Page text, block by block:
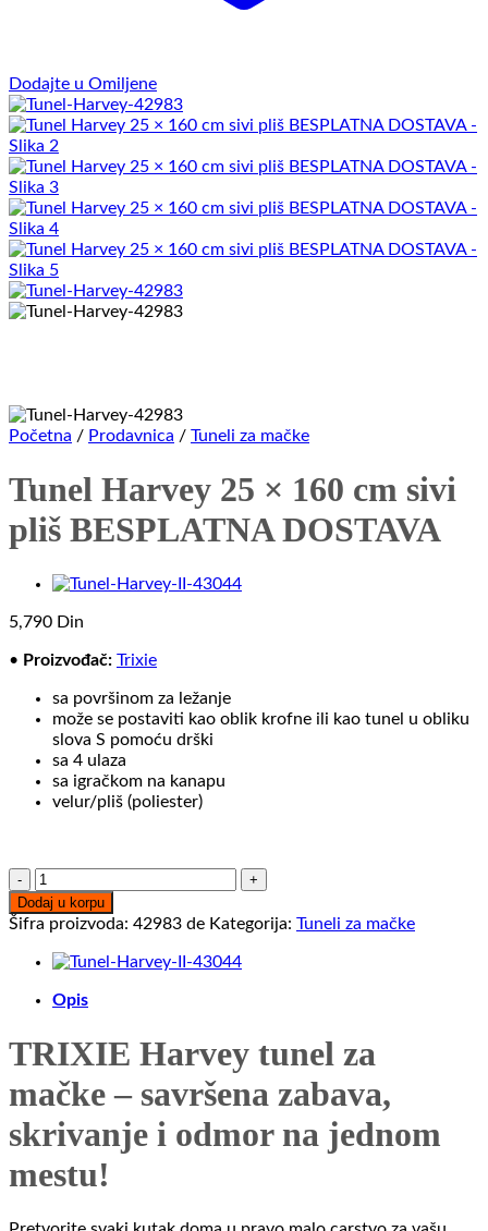
Dodajte u Omiljene
Početna / Prodavnica / Tuneli za mačke
Tunel Harvey 25 × 160 cm sivi
pliš BESPLATNA DOSTAVA
5,790 Din
• Proizvođač: Trixie
sa površinom za ležanje
može se postaviti kao oblik krofne ili kao tunel u obliku
slova S pomoću drški
sa 4 ulaza
sa igračkom na kanapu
velur/pliš (poliester)
Tunel
Harvey
25
160
sivi
BESPLATNA
DOSTAVA
količina
Dodaj u korpu
Šifra proizvoda: 42983 de Kategorija: Tuneli za mačke
Opis
TRIXIE Harvey tunel za
mačke – savršena zabava,
skrivanje i odmor na jednom
mestu!